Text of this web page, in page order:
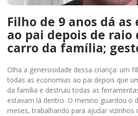
Filho de 9 anos dá as
ao pai depois de
carro da família;
Olha a generosidade dessa criança: um
todas as economias ao pai depois que
da família e destruiu todas as
estavam lá dentro. O menino guardou o
meses, trabalhando para ajudar vizinhos